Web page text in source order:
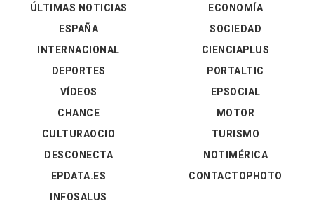
ÚLTIMAS NOTICIAS
ESPAÑA
INTERNACIONAL
DEPORTES
VÍDEOS
ECONOMÍA
SOCIEDAD
CIENCIAPLUS
PORTALTIC
EPSOCIAL
CHANCE
CULTURAOCIO
DESCONECTA
EPDATA.ES
INFOSALUS
MOTOR
TURISMO
NOTIMÉRICA
CONTACTOPHOTO